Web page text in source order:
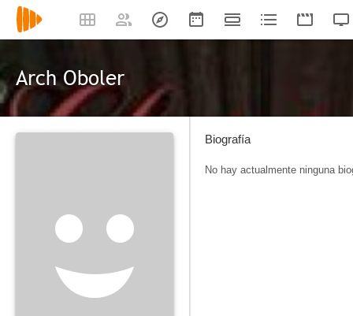
Arch Oboler
Biografía
No hay actualmente ninguna